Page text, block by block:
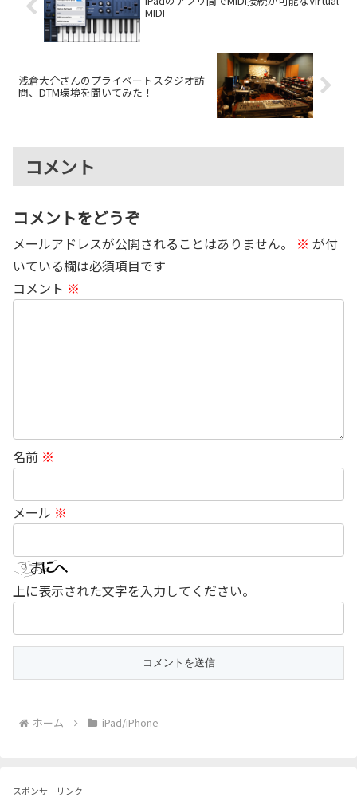
MIDI
浅倉大介さんのプライベートスタジオ訪
問、DTM環境を聞いてみた！
コメント
コメントをどうぞ
メールアドレスが公開されることはありません。 ※ が付
いている欄は必須項目です
コメント ※
名前 ※
メール ※
上に表示された文字を入力してください。
ホーム iPad/iPhone
スポンサーリンク